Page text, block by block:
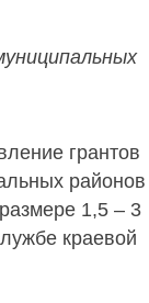
грантов
районов
1,5 – 3
краевой